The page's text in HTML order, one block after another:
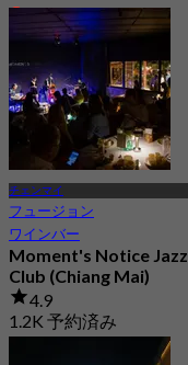
4.6
฿ 497.5
チェンマイ
フュージョン
ワインバー
Moment's Notice Jazz
Club (Chiang Mai)
4.9
1.2K 予約済み